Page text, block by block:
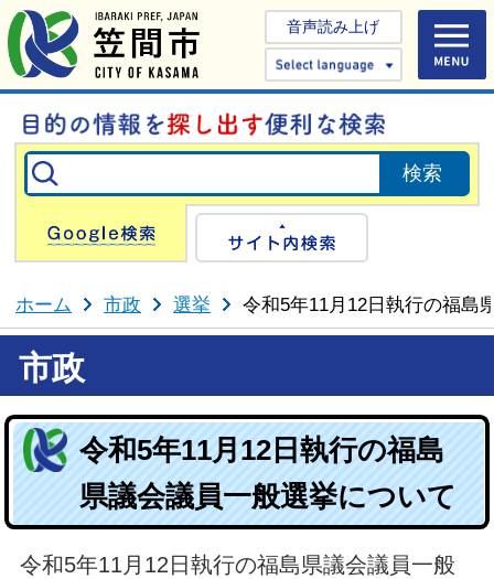
音声読み上げ
Select
Google検索
ホーム 市政 選挙 令和5年11月12日執行の福島
市政
令和5年11月12日執行の福島
県議会議員一般選挙について
令和5年11月12日執行の福島県議会議員一般